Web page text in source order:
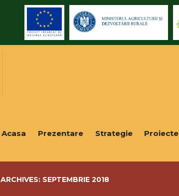
Acasa Prezentare Strategie Proiecte
SEPTEMBRIE 2018